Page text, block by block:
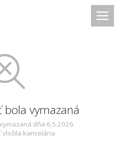
vymazaná
dňa 6.5.2026
kancelária